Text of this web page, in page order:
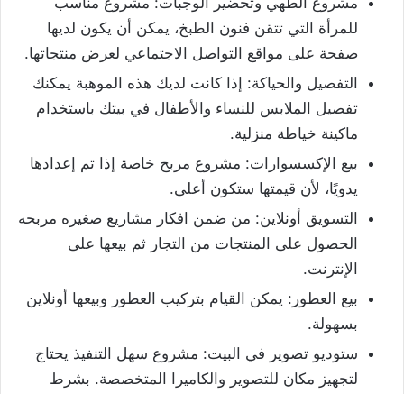
للمرأة التي تتقن فنون الطبخ، يمكن أن يكون لديها
صفحة على مواقع التواصل الاجتماعي لعرض منتجاتها.
التفصيل والحياكة: إذا كانت لديك هذه الموهبة يمكنك
تفصيل الملابس للنساء والأطفال في بيتك باستخدام
ماكينة خياطة منزلية.
بيع الإكسسوارات: مشروع مربح خاصة إذا تم إعدادها
يدويًا، لأن قيمتها ستكون أعلى.
التسويق أونلاين: من ضمن افكار مشاريع صغيره مربحه
الحصول على المنتجات من التجار ثم بيعها على
الإنترنت.
بيع العطور: يمكن القيام بتركيب العطور وبيعها أونلاين
بسهولة.
ستوديو تصوير في البيت: مشروع سهل التنفيذ يحتاج
لتجهيز مكان للتصوير والكاميرا المتخصصة. بشرط